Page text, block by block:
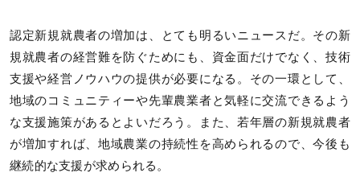
認定新規就農者の増加は、とても明るいニュースだ。その新
規就農者の経営難を防ぐためにも、資金面だけでなく、技術
支援や経営ノウハウの提供が必要になる。その一環として、
地域のコミュニティーや先輩農業者と気軽に交流できるよう
な支援施策があるとよいだろう。また、若年層の新規就農者
が増加すれば、地域農業の持続性を高められるので、今後も
継続的な支援が求められる。